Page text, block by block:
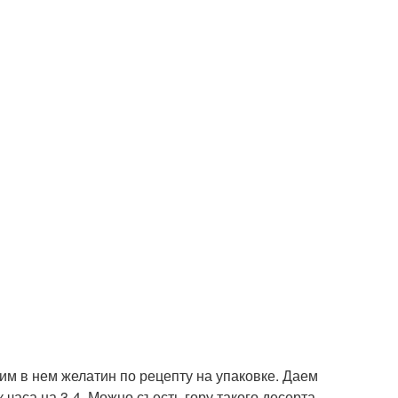
в нем желатин по рецепту на упаковке. Даем